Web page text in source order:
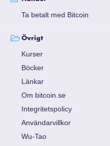
Ta betalt med Bitcoin
Övrigt
Kurser
Böcker
Länkar
Om bitcoin.se
Integritetspolicy
Användarvillkor
Wu-Tao